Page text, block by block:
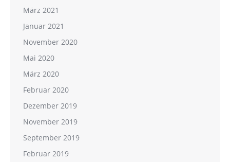
März 2021
Januar 2021
November 2020
Mai 2020
März 2020
Februar 2020
Dezember 2019
November 2019
September 2019
Februar 2019